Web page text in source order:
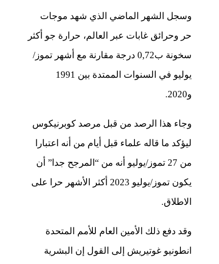
وسجل الشهر الماضي الذي شهد موجات
حر وحرائق غابات عبر العالم، حرارة جو أكثر
سخونة ب0,72 درجة مقارنة مع أشهر تموز/
يوليو في السنوات الممتدة بين 1991
و2020.
وجاء هذا الرصد من قبل مرصد كوبرنيكوس
ليؤكد ما قاله علماء قبل أيام من أنه اعتبارا
من 27 تموز/يوليو أنه من “المرجح جدا” أن
يكون تموز/يوليو 2023 أكثر الأشهر حرا على
الاطلاق.
وقد دفع ذلك الأمين العام للأمم المتحدة
انطونيو غوتيريش إلى القول إن البشرية